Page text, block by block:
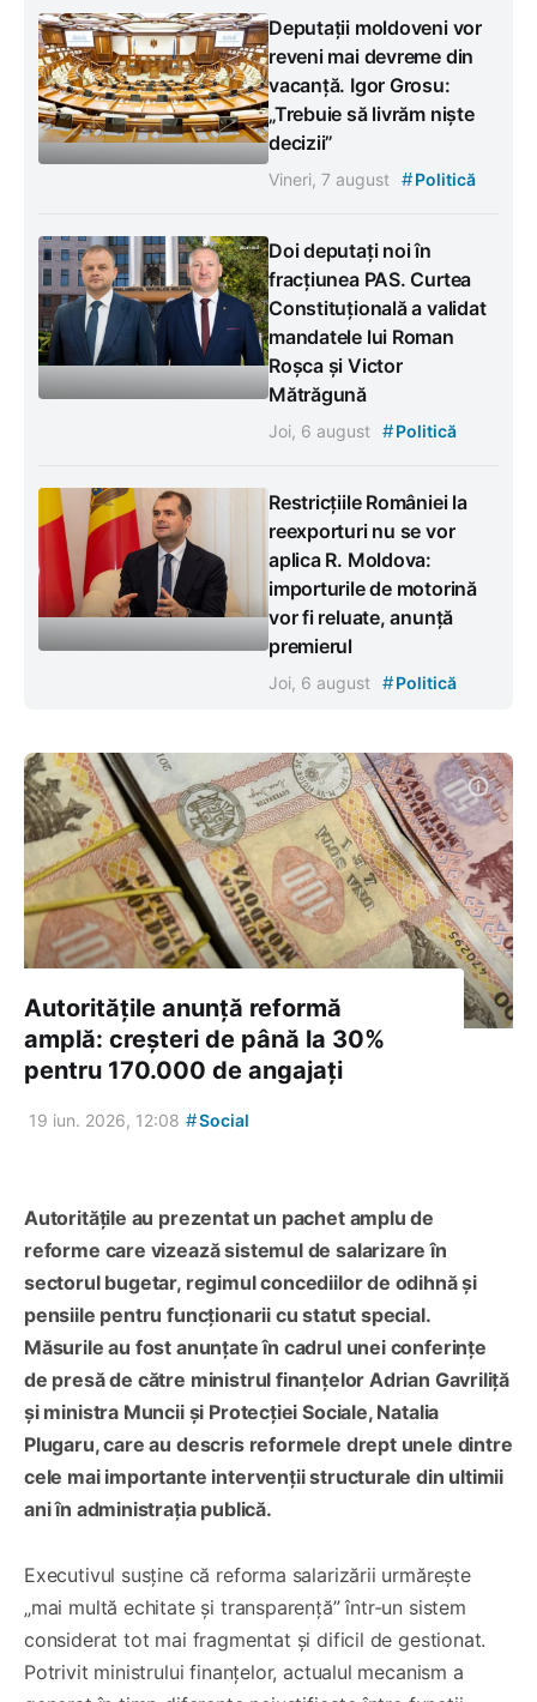
Deputații moldoveni vor
reveni mai devreme din
vacanță. Igor Grosu:
„Trebuie să livrăm niște
decizii”
Vineri, 7 august #Politică
Doi deputați noi în
fracțiunea PAS. Curtea
Constituțională a validat
mandatele lui Roman
Roșca și Victor
Mătrăgună
Joi, 6 august #Politică
Restricțiile României la
reexporturi nu se vor
aplica R. Moldova:
importurile de motorină
vor fi reluate, anunță
premierul
Joi, 6 august #Politică
Autoritățile anunță reformă
amplă: creșteri de până la 30%
pentru 170.000 de angajați
19 iun. 2026, 12:08 #Social
Autoritățile au prezentat un pachet amplu de
reforme care vizează sistemul de salarizare în
sectorul bugetar, regimul concediilor de odihnă și
pensiile pentru funcționarii cu statut special.
Măsurile au fost anunțate în cadrul unei conferințe
de presă de către ministrul finanțelor Adrian Gavriliță
și ministra Muncii și Protecției Sociale, Natalia
Plugaru, care au descris reformele drept unele dintre
cele mai importante intervenții structurale din ultimii
ani în administrația publică.
Executivul susține că reforma salarizării urmărește
„mai multă echitate și transparență” într-un sistem
considerat tot mai fragmentat și dificil de gestionat.
Potrivit ministrului finanțelor, actualul mecanism a